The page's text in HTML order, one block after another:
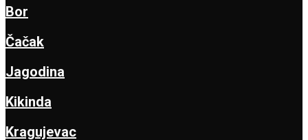
Bor
Čačak
Jagodina
Kikinda
Kragujevac